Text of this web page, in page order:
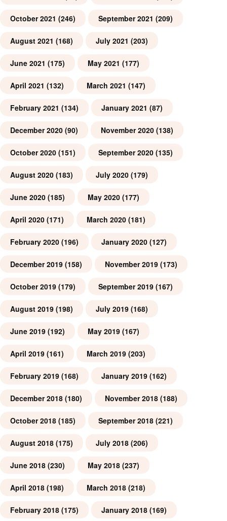
October 2021 (246) September 2021 (209)
August 2021 (168) July 2021 (203)
June 2021 (175) May 2021 (177)
April 2021 (132) March 2021 (147)
February 2021 (134) January 2021 (87)
December 2020 (90) November 2020 (138)
October 2020 (151) September 2020 (135)
August 2020 (183) July 2020 (179)
June 2020 (185) May 2020 (177)
April 2020 (171) March 2020 (181)
February 2020 (196) January 2020 (127)
December 2019 (158) November 2019 (173)
October 2019 (179) September 2019 (167)
August 2019 (198) July 2019 (168)
June 2019 (192) May 2019 (167)
April 2019 (161) March 2019 (203)
February 2019 (168) January 2019 (162)
December 2018 (180) November 2018 (188)
October 2018 (185) September 2018 (221)
August 2018 (175) July 2018 (206)
June 2018 (230) May 2018 (237)
April 2018 (198) March 2018 (218)
February 2018 (175) January 2018 (169)